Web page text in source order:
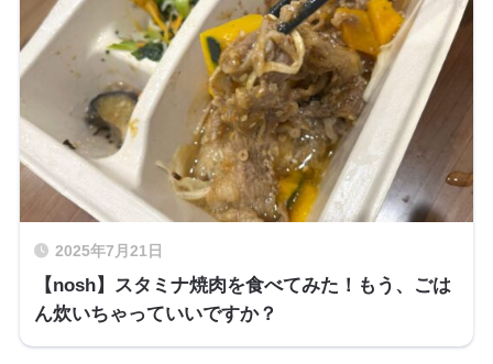
2025年7月21日
【nosh】スタミナ焼肉を食べてみた！もう、ごは
ん炊いちゃっていいですか？